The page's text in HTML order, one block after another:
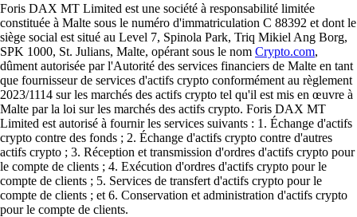
Foris DAX MT Limited est une société à responsabilité limitée
constituée à Malte sous le numéro d'immatriculation C 88392 et dont le
siège social est situé au Level 7, Spinola Park, Triq Mikiel Ang Borg,
SPK 1000, St. Julians, Malte, opérant sous le nom Crypto.com,
dûment autorisée par l'Autorité des services financiers de Malte en tant
que fournisseur de services d'actifs crypto conformément au règlement
2023/1114 sur les marchés des actifs crypto tel qu'il est mis en œuvre à
Malte par la loi sur les marchés des actifs crypto. Foris DAX MT
Limited est autorisé à fournir les services suivants : 1. Échange d'actifs
crypto contre des fonds ; 2. Échange d'actifs crypto contre d'autres
actifs crypto ; 3. Réception et transmission d'ordres d'actifs crypto pour
le compte de clients ; 4. Exécution d'ordres d'actifs crypto pour le
compte de clients ; 5. Services de transfert d'actifs crypto pour le
compte de clients ; et 6. Conservation et administration d'actifs crypto
pour le compte de clients.